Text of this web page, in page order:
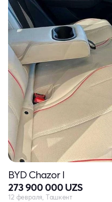
BYD Chazor I
273 900 000 UZS
12 февраля, Ташкент